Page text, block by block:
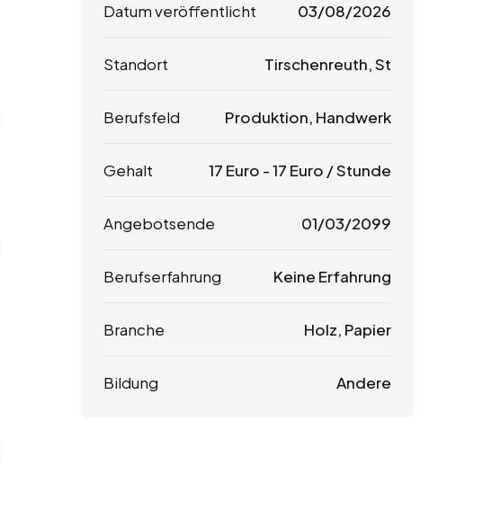
Datum veröffentlicht 03/08/2026
Standort Tirschenreuth, St
Berufsfeld Produktion, Handwerk
Gehalt 17 Euro -17 Euro / Stunde
Angebotsende 01/03/2099
Berufserfahrung Keine Erfahrung
Branche Holz, Papier
Bildung Andere